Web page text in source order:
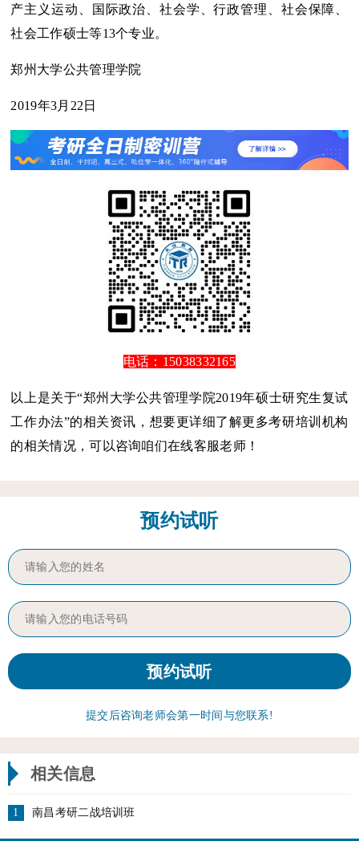
产主义运动、国际政治、社会学、行政管理、社会保障、
社会工作硕士等13个专业。
郑州大学公共管理学院
2019年3月22日
电话：15038332165
以上是关于“郑州大学公共管理学院2019年硕士研究生复试
工作办法”的相关资讯，想要更详细了解更多考研培训机构
的相关情况，可以咨询咱们在线客服老师！
预约试听
提交后咨询老师会第一时间与您联系!
相关信息
1 南昌考研二战培训班